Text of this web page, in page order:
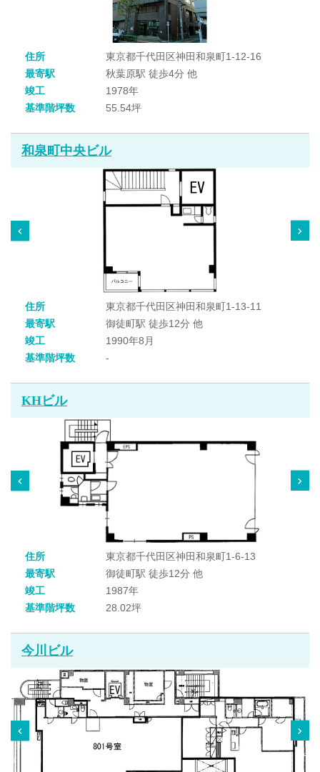
住所
東京都千代田区神田和泉町1-12-16
最寄駅
秋葉原駅 徒歩4分 他
竣工
1978年
基準階坪数
55.54坪
和泉町中央ビル
住所
東京都千代田区神田和泉町1-13-11
最寄駅
御徒町駅 徒歩12分 他
竣工
1990年8月
基準階坪数
-
KHビル
住所
東京都千代田区神田和泉町1-6-13
最寄駅
御徒町駅 徒歩12分 他
竣工
1987年
基準階坪数
28.02坪
今川ビル